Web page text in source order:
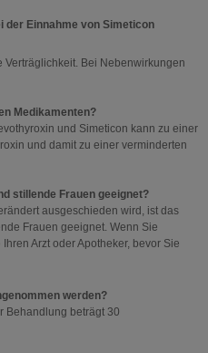
der Einnahme von Simeticon
Bei Nebenwirkungen
Medikamenten?
und Simeticon kann zu einer
und damit zu einer verminderten
stillende Frauen geeignet?
ausgeschieden wird, ist das
Frauen geeignet. Wenn Sie
Arzt oder Apotheker, bevor Sie
werden?
Behandlung beträgt 30